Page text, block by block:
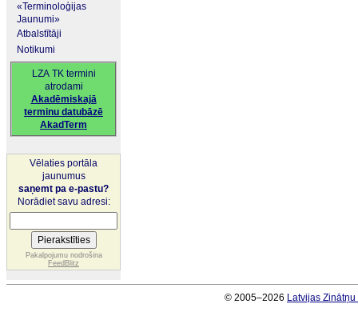
«Terminoloģijas
Jaunumi»
Atbalstītāji
Notikumi
LZA TK termini
atrodami
Akadēmiskajā
terminu datubāzē
AkadTerm
Vēlaties portāla
jaunumus
saņemt pa e-pastu?
Norādiet savu adresi:
Pakalpojumu nodrošina
FeedBlitz
© 2005–2026 Latvijas